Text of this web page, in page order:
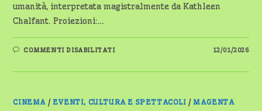
umanità, interpretata magistralmente da Kathleen
Chalfant. Proiezioni:…
COMMENTI DISABILITATISU
NUOVO:
19
12/01/2026
CINEMA / EVENTI, CULTURA E SPETTACOLI / MAGENTA